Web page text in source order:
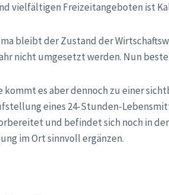
vielfältigen Freizeitangeboten ist
bleibt der Zustand der
nicht umgesetzt werden. Nun
kommt es aber dennoch zu einer
eines 24-Stunden-
und befindet sich noch in
im Ort sinnvoll ergänzen.